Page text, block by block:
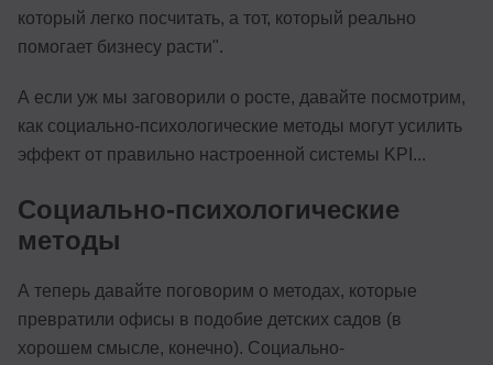
который легко посчитать, а тот, который реально
помогает бизнесу расти".
А если уж мы заговорили о росте, давайте посмотрим,
как социально-психологические методы могут усилить
эффект от правильно настроенной системы KPI...
Социально-психологические
методы
А теперь давайте поговорим о методах, которые
превратили офисы в подобие детских садов (в
хорошем смысле, конечно). Социально-